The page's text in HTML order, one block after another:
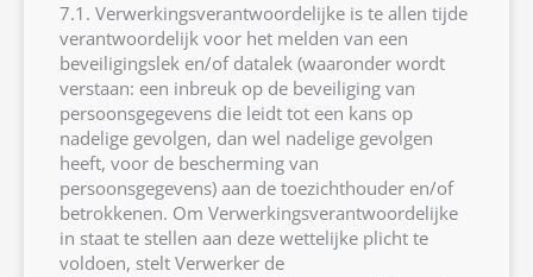
7.1. Verwerkingsverantwoordelijke is te allen tijde
verantwoordelijk voor het melden van een
beveiligingslek en/of datalek (waaronder wordt
verstaan: een inbreuk op de beveiliging van
persoonsgegevens die leidt tot een kans op
nadelige gevolgen, dan wel nadelige gevolgen
heeft, voor de bescherming van
persoonsgegevens) aan de toezichthouder en/of
betrokkenen. Om Verwerkingsverantwoordelijke
in staat te stellen aan deze wettelijke plicht te
voldoen, stelt Verwerker de